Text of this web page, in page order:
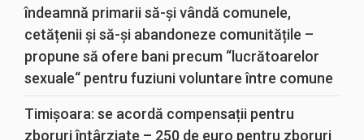
îndeamnă primarii să-și vândă comunele,
cetățenii și să-și abandoneze comunitățile –
propune să ofere bani precum “lucrătoarelor
sexuale“ pentru fuziuni voluntare între comune
Timișoara: se acordă compensații pentru
zboruri întârziate – 250 de euro pentru zboruri